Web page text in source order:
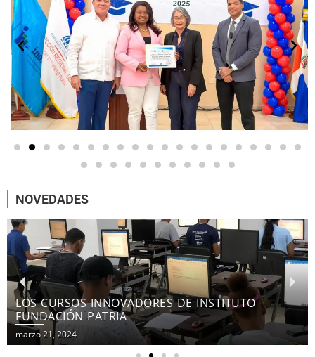
NOVEDADES
LOS CURSOS INNOVADORES DE INSTITUTO
FUNDACIÓN PATRIA
marzo 21, 2024